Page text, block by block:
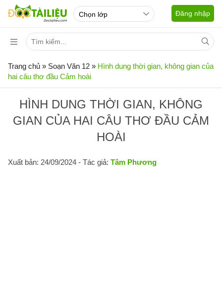
Đăng nhập
Trang chủ » Soạn Văn 12 » Hình dung thời gian, không gian của
hai câu thơ đầu Cảm hoài
HÌNH DUNG THỜI GIAN, KHÔNG
GIAN CỦA HAI CÂU THƠ ĐẦU CẢM
HOÀI
Xuất bản: 24/09/2024 - Tác giả: Tâm Phương